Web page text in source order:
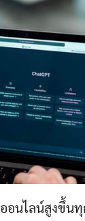
อนไลน์สูงขึ้นทุ